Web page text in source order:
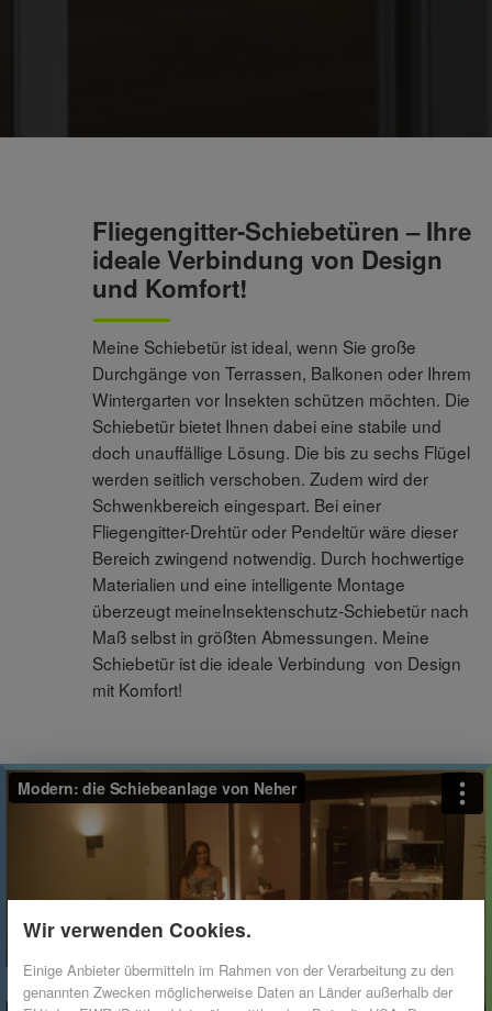
Fliegengitter-Schiebetüren – Ihre
ideale Verbindung von Design
und Komfort!
Meine Schiebetür ist ideal, wenn Sie große
Durchgänge von Terrassen, Balkonen oder Ihrem
Wintergarten vor Insekten schützen möchten. Die
Schiebetür bietet Ihnen dabei eine stabile und
doch unauffällige Lösung. Die bis zu sechs Flügel
werden seitlich verschoben. Zudem wird der
Schwenkbereich eingespart. Bei einer
Fliegengitter-Drehtür oder Pendeltür wäre dieser
Bereich zwingend notwendig. Durch hochwertige
Materialien und eine intelligente Montage
überzeugt meineInsektenschutz-Schiebetür nach
Maß selbst in größten Abmessungen. Meine
Schiebetür ist die ideale Verbindung von Design
mit Komfort!
Wir verwenden Cookies.
Einige Anbieter übermitteln im Rahmen von der Verarbeitung zu den
genannten Zwecken möglicherweise Daten an Länder außerhalb der